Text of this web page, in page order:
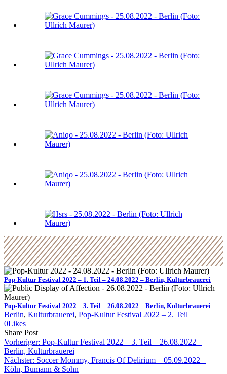
Pop-Kultur Festival 2022 – 1. Teil – 24.08.2022 – Berlin, Kulturbrauerei
Pop-Kultur Festival 2022 – 3. Teil – 26.08.2022 – Berlin, Kulturbrauerei
Berlin, Kulturbrauerei, Pop-Kultur Festival 2022 – 2. Teil
0Likes
Share PostShare
on
Facebook
Copy
URL
to
clipboard
Send
Link
via
eMail
Vorheriger: Pop-Kultur Festival 2022 – 3. Teil – 26.08.2022 –
Berlin, Kulturbrauerei
Nächster: Soccer Mommy, Francis Of Delirium – 05.09.2022 –
Köln, Bumann & Sohn